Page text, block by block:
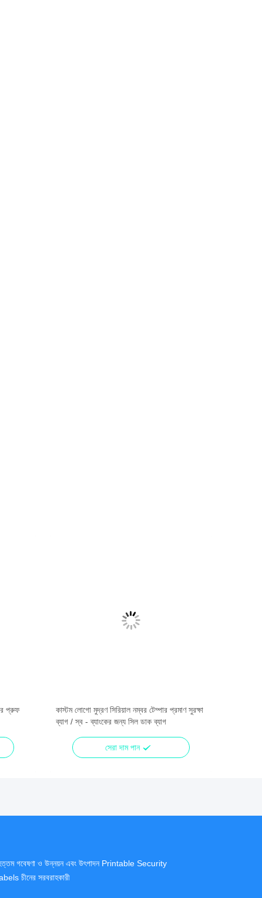
প্রুফ
কাস্টম লোগো মুদ্রণ সিরিয়াল নম্বর টেম্পার প্রমাণ সুরক্ষা
ব্যাগ / স্ব - ব্যাংকের জন্য সিল ডাক ব্যাগ
সেরা দাম পান
গবেষণা ও উন্নয়ন এবং উৎপাদন Printable Security
চীনের সরবরাহকারী